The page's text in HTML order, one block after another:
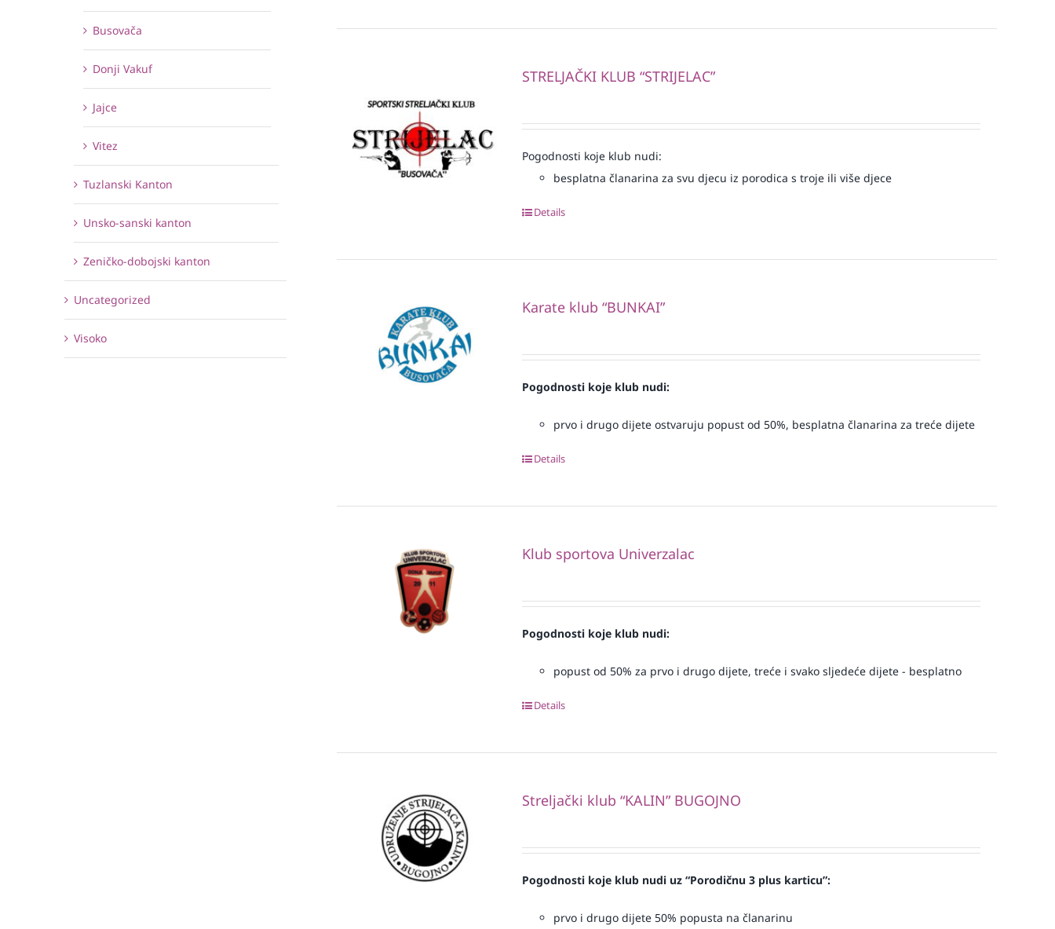
STRELJAČKI KLUB “STRIJELAC”
Pogodnosti koje klub nudi:
besplatna članarina za svu djecu iz porodica s troje ili više djece
Details
Karate klub “BUNKAI”
Pogodnosti koje klub nudi:
prvo i drugo dijete ostvaruju popust od 50%, besplatna članarina za treće dijete
Details
Klub sportova Univerzalac
Pogodnosti koje klub nudi:
popust od 50% za prvo i drugo dijete, treće i svako sljedeće dijete - besplatno
Details
Streljački klub “KALIN” BUGOJNO
Pogodnosti koje klub nudi uz “Porodičnu 3 plus karticu”:
prvo i drugo dijete 50% popusta na članarinu
Busovača
Donji Vakuf
Jajce
Vitez
Tuzlanski Kanton
Unsko-sanski kanton
Zeničko-dobojski kanton
Uncategorized
Visoko